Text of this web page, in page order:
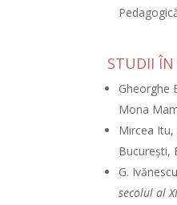
STUDII ÎN
Gheorghe
Mona
Mircea
Bucureşti,
G.
secolul al